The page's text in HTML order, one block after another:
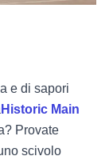
e di sapori
Historic Main
Provate
scivolo